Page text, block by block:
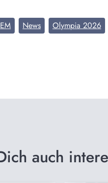
EM News Olympia 2026
auch